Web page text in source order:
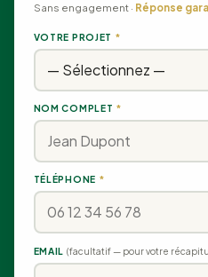
Sans engagement · Réponse
VOTRE PROJET *
NOM COMPLET *
TÉLÉPHONE *
EMAIL (facultatif — pour votre